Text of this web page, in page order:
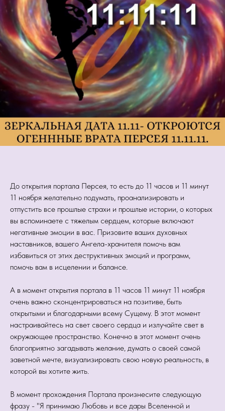
До открытия портала Персея, то есть до 11 часов и 11 минут
11 ноября желательно подумать, проанализировать и
отпустить все прошлые страхи и прошлые истории, о которых
вы вспоминаете с тяжелым сердцем, которые включают
негативные эмоции в вас. Призовите ваших духовных
наставников, вашего Ангела-хранителя помочь вам
избавиться от этих деструктивных эмоций и программ,
помочь вам в исцелении и балансе.
А в момент открытия портала в 11 часов 11 минут 11 ноября
очень важно сконцентрироваться на позитиве, быть
открытыми и благодарными всему Сущему. В этот момент
настраивайтесь на свет своего сердца и излучайте свет в
окружающее пространство. Конечно в этот момент очень
благоприятно загадывать желание, думать о своей самой
заветной мечте, визуализировать свою новую реальность, в
которой вы хотите жить.
В момент прохождения Портала произнесите следующую
фразу - "Я принимаю Любовь и все дары Вселенной и